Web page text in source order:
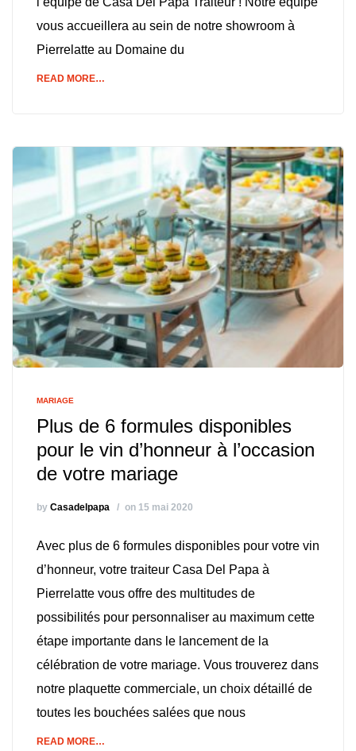
vous accueillera au sein de notre showroom à
Pierrelatte au Domaine du
READ MORE…
MARIAGE
Plus de 6 formules disponibles
pour le vin d’honneur à l’occasion
de votre mariage
by Casadelpapa on 15 mai 2020
Avec plus de 6 formules disponibles pour votre vin
d’honneur, votre traiteur Casa Del Papa à
Pierrelatte vous offre des multitudes de
possibilités pour personnaliser au maximum cette
étape importante dans le lancement de la
célébration de votre mariage. Vous trouverez dans
notre plaquette commerciale, un choix détaillé de
toutes les bouchées salées que nous
READ MORE…